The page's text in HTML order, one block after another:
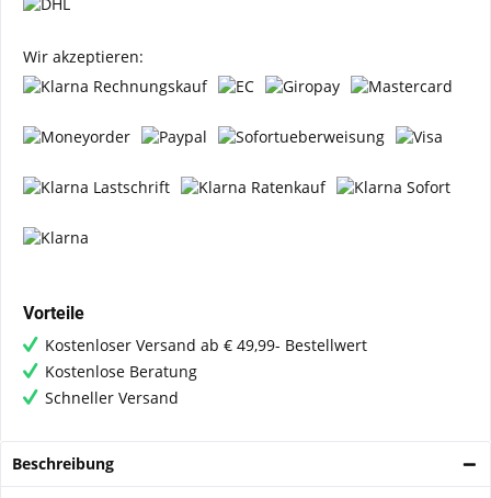
Wir akzeptieren:
Vorteile
Kostenloser Versand ab € 49,99- Bestellwert
Kostenlose Beratung
Schneller Versand
Beschreibung